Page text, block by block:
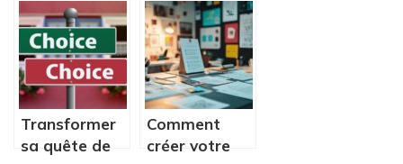
biens, par
quelles
etapes
passer ?
différentes
alternatives
Transformer
sa quête de
Comment
créer votre